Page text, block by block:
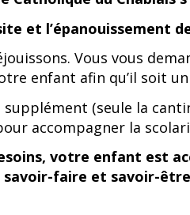
et l’épanouissement
Vous vous
enfant afin qu’il soit
(seule la
accompagner la
votre enfant
faire et savoir-